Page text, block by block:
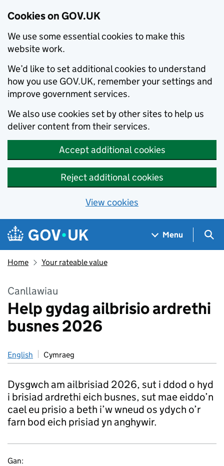
Cookies on GOV.UK
We use some essential cookies to make this
website work.
We’d like to set additional cookies to understand
how you use GOV.UK, remember your settings and
improve government services.
We also use cookies set by other sites to help us
deliver content from their services.
Accept additional cookies
Reject additional cookies
View cookies
Skip to main content
Navigation menu
Menu
Home Your rateable value
Canllawiau
Help gydag ailbrisio ardrethi
busnes 2026
English Cymraeg
Dysgwch am ailbrisiad 2026, sut i ddod o hyd
i brisiad ardrethi eich busnes, sut mae eiddo’n
cael eu prisio a beth i’w wneud os ydych o’r
farn bod eich prisiad yn anghywir.
Gan: